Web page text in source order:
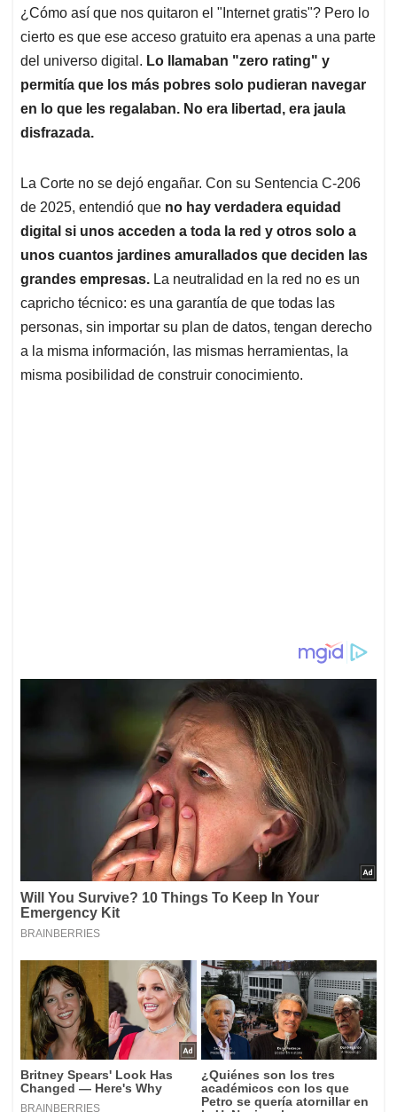
¿Cómo así que nos quitaron el "Internet gratis"? Pero lo
cierto es que ese acceso gratuito era apenas a una parte
del universo digital. Lo llamaban "zero rating" y
permitía que los más pobres solo pudieran navegar
en lo que les regalaban. No era libertad, era jaula
disfrazada.
La Corte no se dejó engañar. Con su Sentencia C-206
de 2025, entendió que no hay verdadera equidad
digital si unos acceden a toda la red y otros solo a
unos cuantos jardines amurallados que deciden las
grandes empresas. La neutralidad en la red no es un
capricho técnico: es una garantía de que todas las
personas, sin importar su plan de datos, tengan derecho
a la misma información, las mismas herramientas, la
misma posibilidad de construir conocimiento.